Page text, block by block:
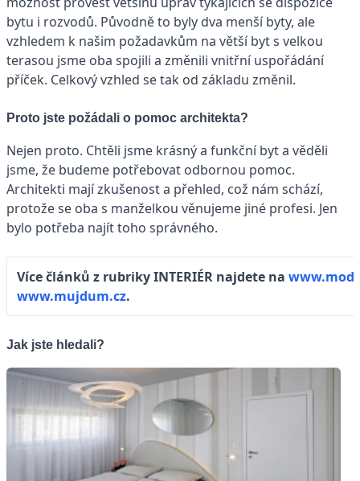
bytu i rozvodů. Původně to byly dva menší byty, ale
vzhledem k našim požadavkům na větší byt s velkou
terasou jsme oba spojili a změnili vnitřní uspořádání
příček. Celkový vzhled se tak od základu změnil.
Proto jste požádali o pomoc architekta?
Nejen proto. Chtěli jsme krásný a funkční byt a věděli
jsme, že budeme potřebovat odbornou pomoc.
Architekti mají zkušenost a přehled, což nám schází,
protože se oba s manželkou věnujeme jiné profesi. Jen
bylo potřeba najít toho správného.
Více článků z rubriky INTERIÉR najdete na
www.mujdum.cz.
Jak jste hledali?